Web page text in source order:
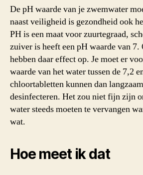
De pH waarde van je zwemwater
naast veiligheid is gezondheid ook
PH is een maat voor zuurtegraad,
zuiver is heeft een pH waarde van
hebben daar effect op. Je moet er
waarde van het water tussen de 7,2
chloortabletten kunnen dan
desinfecteren. Het zou niet fijn zijn
water steeds moeten te vervangen
wat.
Hoe meet ik dat